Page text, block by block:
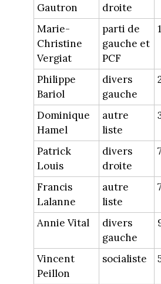
Gautron
droite
Marie-
Christine
Vergiat
parti de
gauche et
PCF
Philippe
Bariol
divers
gauche
Dominique
Hamel
autre
liste
Patrick
Louis
divers
droite
Francis
Lalanne
autre
liste
Annie Vital
divers
gauche
Vincent
Peillon
socialiste